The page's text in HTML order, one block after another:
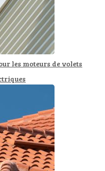
les moteurs de volets